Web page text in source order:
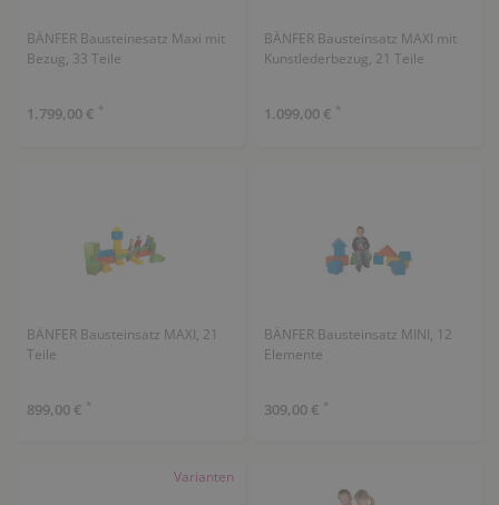
BÄNFER Bausteinesatz Maxi mit
Bezug, 33 Teile
1.799,00 € *
BÄNFER Bausteinsatz MAXI mit
Kunstlederbezug, 21 Teile
1.099,00 € *
BÄNFER Bausteinsatz MAXI, 21
Teile
899,00 € *
BÄNFER Bausteinsatz MINI, 12
Elemente
309,00 € *
Varianten